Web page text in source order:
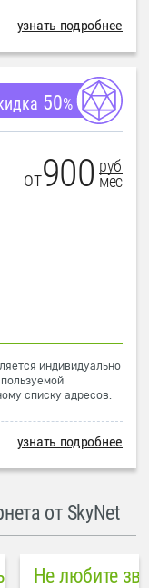
узнать подробнее
50%
от900 руб
мес
индивидуально
списку адресов.
узнать подробнее
от SkyNet
пинг в городе
Не любите